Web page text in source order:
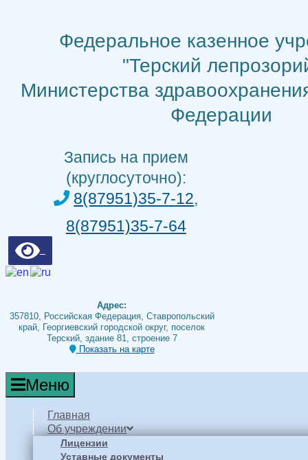
содержимомуФедеральное казенное
"Терский
Министерства
Федерации
Запись на прием
(круглосуточно):
8(87951)35-7-12,
8(87951)35-7-64
Адрес:
357810, Российская Федерация, Ставропольский
край, Георгиевский городской округ, поселок
Терский, здание 81, строение 7
Показать на карте
Меню
Главная
Об учреждении
Лицензии
Уставные документы